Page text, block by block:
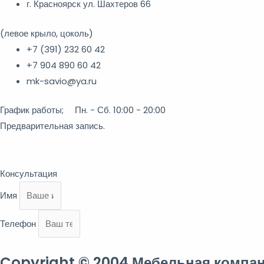
г. Красноярск ул. Шахтеров 66
(левое крыло, цоколь)
+7 (391) 232 60 42
+7 904 890 60 42
mk-savio@ya.ru
График работы; Пн. - Сб. 10:00 - 20:00
Предварительная запись.
Консультация
Имя
Телефон